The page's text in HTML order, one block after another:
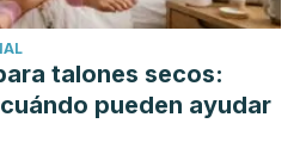
files/1116-264-pdf/276.pdf
A. López-Malo. Extractos y aceite
(Syzygium aromaticum) y su
talones secos:
pueden ayudar